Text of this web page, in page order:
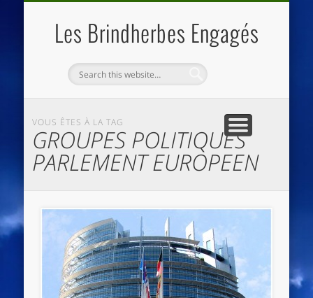
Les Brindherbes Engagés
VOUS ÊTES À LA TAG
GROUPES POLITIQUES
PARLEMENT EUROPEEN